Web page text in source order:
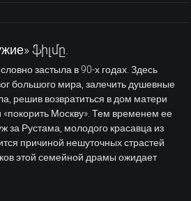
ֆիլմը.
застыла в 90-х годах. Здесь
большого мира, залечить душевные
решив возвратиться в дом матери
Москву». Тем временем ее
за Рустама, молодого красавца из
причиной нешуточных страстей
этой семейной драмы ожидает